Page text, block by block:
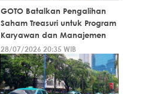
GOTO Batalkan Pengalihan
Saham Treasuri untuk Program
Karyawan dan Manajemen
28/07/2026 20:35 WIB